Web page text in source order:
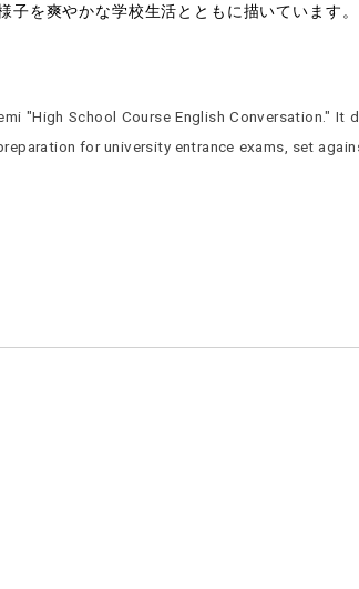
を爽やかな学校生活とともに描いています。
"High School Course English Conversation." It
for university entrance exams, set